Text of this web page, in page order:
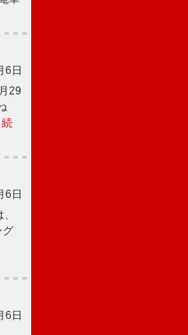
6日
29
続
6日
グ
6日